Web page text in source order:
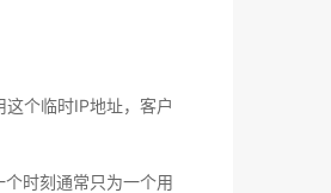
个临时IP地址，客户
时刻通常只为一个用